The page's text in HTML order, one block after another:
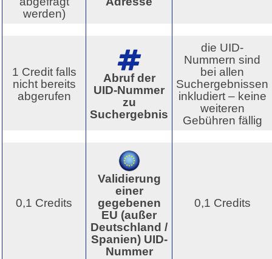
werden)
1 Credit falls
nicht bereits
abgerufen
Abruf der
UID-Nummer
zu
Suchergebnis
die UID-
Nummern sind
bei allen
Suchergebnissen
inkludiert – keine
weiteren
Gebühren fällig
0,1 Credits
Validierung
einer
gegebenen
EU (außer
Deutschland /
Spanien) UID-
Nummer
0,1 Credits